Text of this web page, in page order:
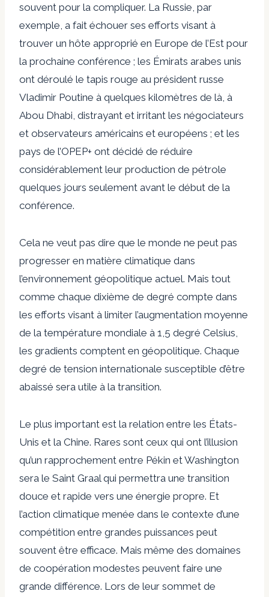
souvent pour la compliquer. La Russie, par
exemple, a fait échouer ses efforts visant à
trouver un hôte approprié en Europe de l’Est pour
la prochaine conférence ; les Émirats arabes unis
ont déroulé le tapis rouge au président russe
Vladimir Poutine à quelques kilomètres de là, à
Abou Dhabi, distrayant et irritant les négociateurs
et observateurs américains et européens ; et les
pays de l’OPEP+ ont décidé de réduire
considérablement leur production de pétrole
quelques jours seulement avant le début de la
conférence.
Cela ne veut pas dire que le monde ne peut pas
progresser en matière climatique dans
l’environnement géopolitique actuel. Mais tout
comme chaque dixième de degré compte dans
les efforts visant à limiter l’augmentation moyenne
de la température mondiale à 1,5 degré Celsius,
les gradients comptent en géopolitique. Chaque
degré de tension internationale susceptible d’être
abaissé sera utile à la transition.
Le plus important est la relation entre les États-
Unis et la Chine. Rares sont ceux qui ont l’illusion
qu’un rapprochement entre Pékin et Washington
sera le Saint Graal qui permettra une transition
douce et rapide vers une énergie propre. Et
l’action climatique menée dans le contexte d’une
compétition entre grandes puissances peut
souvent être efficace. Mais même des domaines
de coopération modestes peuvent faire une
grande différence. Lors de leur sommet de